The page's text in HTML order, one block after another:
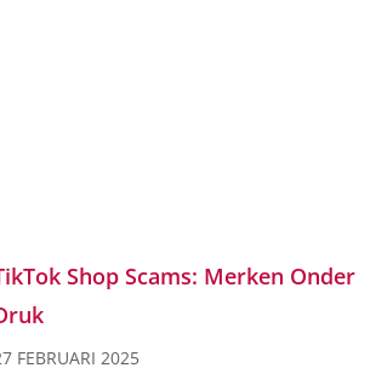
Shop Scams: Merken Onder
FEBRUARI 2025